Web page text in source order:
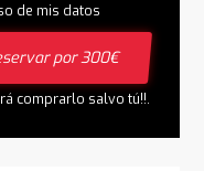
de mis datos
por 300€
comprarlo salvo tú!!.